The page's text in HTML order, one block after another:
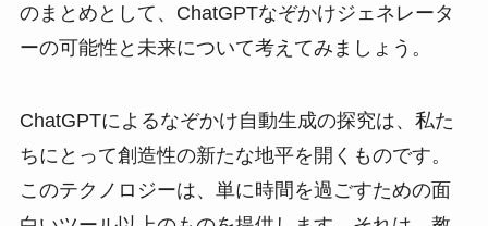
のまとめとして、ChatGPTなぞかけジェネレータ
ーの可能性と未来について考えてみましょう。
ChatGPTによるなぞかけ自動生成の探究は、私た
ちにとって創造性の新たな地平を開くものです。
このテクノロジーは、単に時間を過ごすための面